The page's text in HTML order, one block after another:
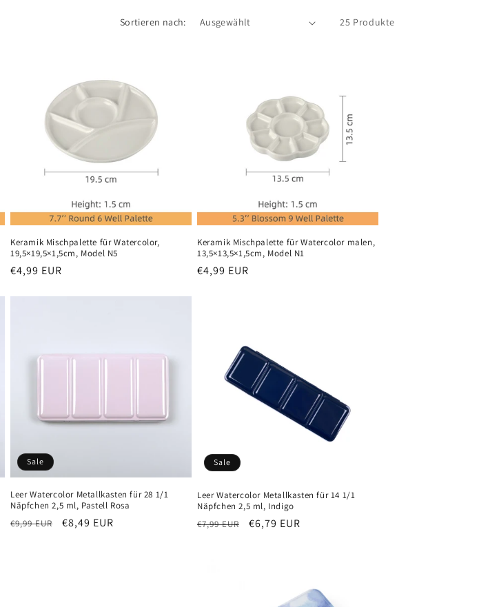
Sortieren nach: 25 Produkte
Keramik Mischpalette für Watercolor,
19,5×19,5×1,5cm, Model N5
Normaler
€4,99 EUR
Keramik Mischpalette für Watercolor malen,
13,5×13,5×1,5cm, Model N1
Normaler
€4,99 EUR
Sale
Leer Watercolor Metallkasten für 28 1/1
Näpfchen 2,5 ml, Pastell Rosa
Normaler
€9,99 EUR Verkaufspreis
€8,49 EUR
Sale
Leer Watercolor Metallkasten für 14 1/1
Näpfchen 2,5 ml, Indigo
Normaler
€7,99 EUR Verkaufspreis
€6,79 EUR